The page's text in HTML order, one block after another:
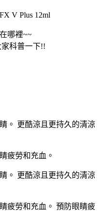
V Plus 12ml
哪裡~~
普一下!!
。 更酷涼且更持久的清涼
疲勞和充血。
。 更酷涼且更持久的清涼
疲勞和充血。 預防眼睛疲